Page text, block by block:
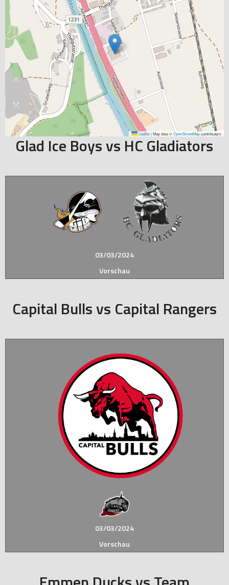
Leaflet|Map data ©OpenStreetMapcontributors
Glad Ice Boys vs HC Gladiators
03/03/2024
Vorschau
Capital Bulls vs Capital Rangers
03/03/2024
Vorschau